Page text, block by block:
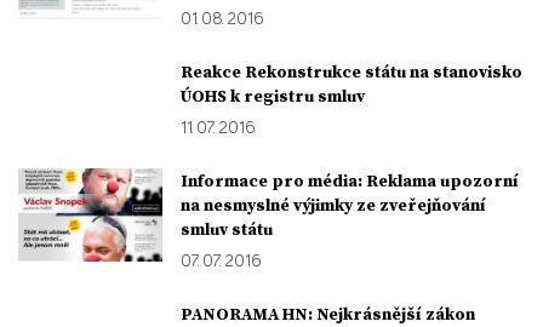
01. 08. 2016
Reakce Rekonstrukce státu na stanovisko
ÚOHS k registru smluv
11. 07. 2016
Informace pro média: Reklama upozorní
na nesmyslné výjimky ze zveřejňování
smluv státu
07. 07. 2016
PANORAMA HN: Nejkrásnější zákon